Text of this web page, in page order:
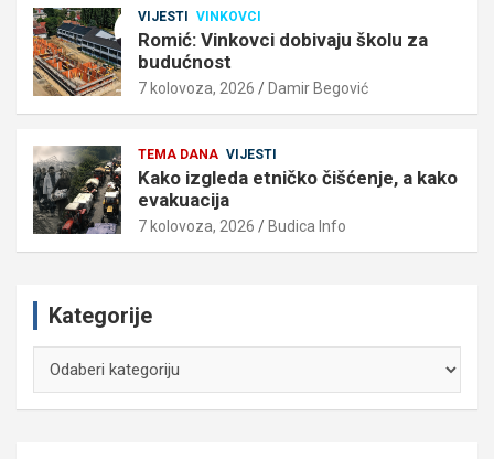
VIJESTI VINKOVCI
Romić: Vinkovci dobivaju školu za
budućnost
7 kolovoza, 2026 Damir Begović
TEMA DANA VIJESTI
Kako izgleda etničko čišćenje, a kako
evakuacija
7 kolovoza, 2026 Budica Info
Kategorije